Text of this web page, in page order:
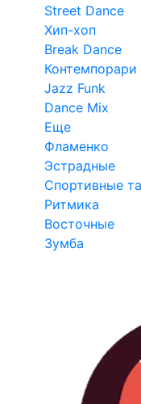
Street Dance
Хип-хоп
Break Dance
Контемпорари
Jazz Funk
Dance Mix
Еще
Фламенко
Эстрадные
Спортивные
Ритмика
Восточные
Зумба